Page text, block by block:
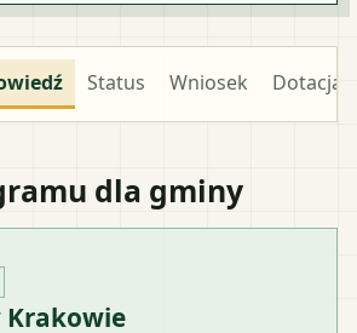
Status Wniosek Dotacja
dla gminy
Krakowie